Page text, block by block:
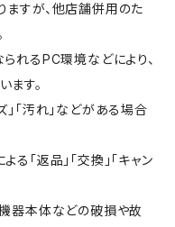
すが、他店舗併用のた
れるPC環境などにより、
ます。
「汚れ」などがある場合
「返品」「交換」「キャン
器本体などの破損や故